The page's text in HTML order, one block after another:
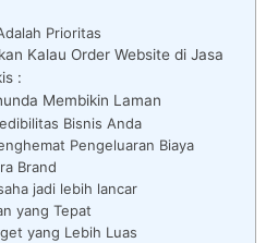
Prioritas
Kalau Order Website di Jasa
:
Membikin Laman
Bisnis Anda
Pengeluaran Biaya
Brand
jadi lebih lancar
yang Tepat
yang Lebih Luas